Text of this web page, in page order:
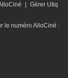
| Gérer Utiq
le numéro AlloCiné :